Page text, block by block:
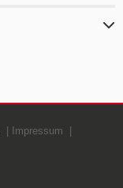
Impressum